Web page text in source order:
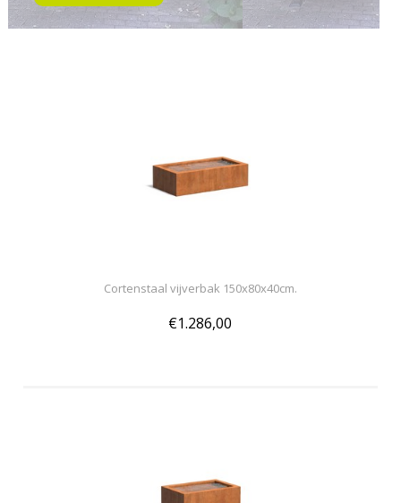
Cortenstaal vijverbak 150x80x40cm.
€1.286,00